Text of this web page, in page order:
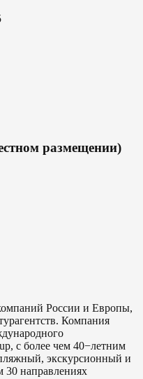
размещении)
России и Европы,
Компания
с более чем 40−летним
экскурсионный и
направлениях